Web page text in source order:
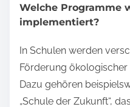
Welche Programme
implementiert?
In Schulen werden
Förderung
Dazu gehören
„Schule der Zukunft“,